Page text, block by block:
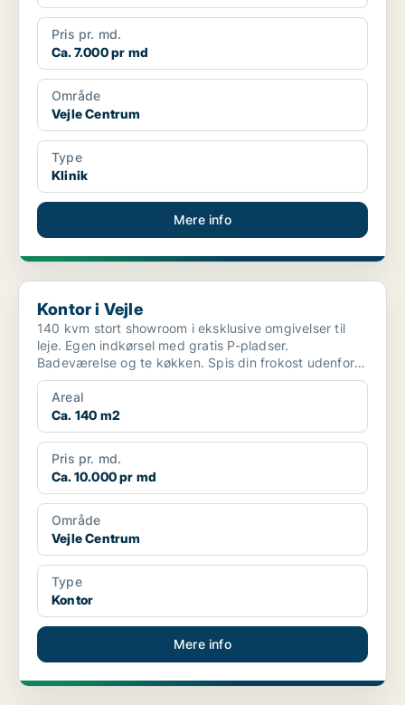
Pris pr. md.
Ca. 7.000 pr md
Område
Vejle Centrum
Type
Klinik
Mere info
Kontor i Vejle
Kontor i Vejle
140 kvm stort showroom i eksklusive omgivelser til
leje. Egen indkørsel med gratis P-pladser.
Badeværelse og te køkken. Spis din frokost udenfor
om sommer...
Areal
Ca. 140 m2
Pris pr. md.
Ca. 10.000 pr md
Område
Vejle Centrum
Type
Kontor
Mere info